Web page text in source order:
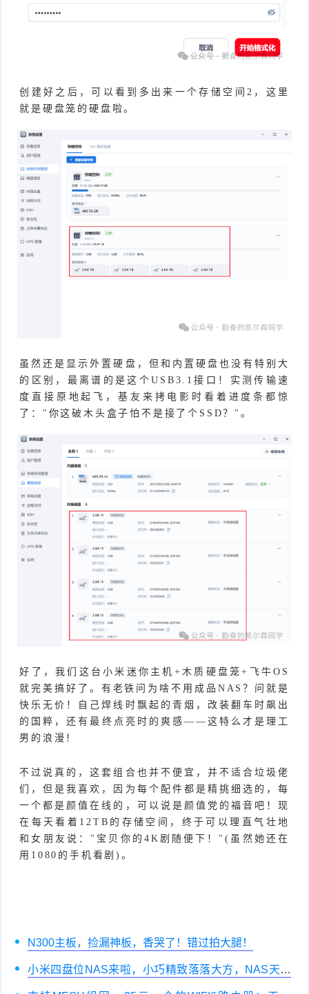
创建好之后，可以看到多出来一个存储空间2，这里
就是硬盘笼的硬盘啦。
虽然还是显示外置硬盘，但和内置硬盘也没有特别大
的区别，最离谱的是这个USB3.1接口！实测传输速
度直接原地起飞，基友来拷电影时看着进度条都惊
了："你这破木头盒子怕不是接了个SSD？"。
好了，我们这台小米迷你主机+木质硬盘笼+飞牛OS
就完美搞好了。有老铁问为啥不用成品NAS？问就是
快乐无价！自己焊线时飘起的青烟，改装翻车时飙出
的国粹，还有最终点亮时的爽感——这特么才是理工
男的浪漫！
不过说真的，这套组合也并不便宜，并不适合垃圾佬
们，但是我喜欢，因为每个配件都是精挑细选的，每
一个都是颜值在线的，可以说是颜值党的福音吧！现
在每天看着12TB的存储空间，终于可以理直气壮地
和女朋友说："宝贝你的4K剧随便下！"(虽然她还在
用1080的手机看剧)。
N300主板，捡漏神板，香哭了！错过拍大腿！
小米四盘位NAS来啦，小巧精致落落大方，NAS天花